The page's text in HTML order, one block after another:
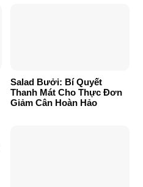
Salad Bưởi: Bí Quyết
Thanh Mát Cho Thực Đơn
Giảm Cân Hoàn Hảo